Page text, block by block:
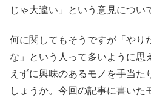
じゃ大違い」という意見につい
何に関してもそうですが「やり
な」という人って多いように思
えずに興味のあるモノを手当
しょうか。今回の記事に書い